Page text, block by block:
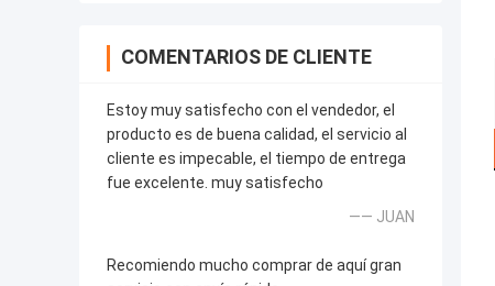
COMENTARIOS DE CLIENTE
Estoy muy satisfecho con el vendedor, el
producto es de buena calidad, el servicio al
cliente es impecable, el tiempo de entrega
fue excelente. muy satisfecho
—— JUAN
Recomiendo mucho comprar de aquí gran